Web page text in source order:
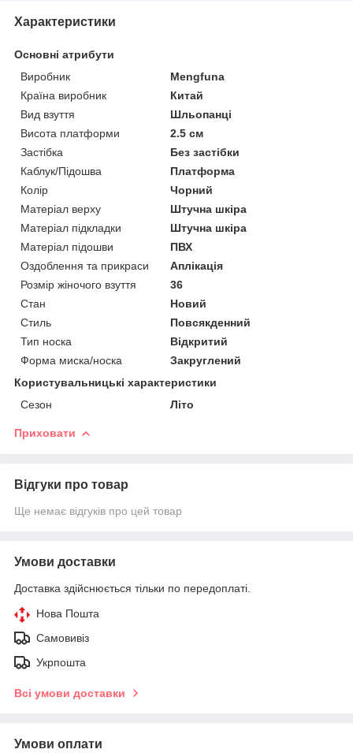
Характеристики
Основні атрибути
Виробник
Mengfuna
Країна виробник
Китай
Вид взуття
Шльопанці
Висота платформи
2.5 см
Застібка
Без застібки
Каблук/Підошва
Платформа
Колір
Чорний
Матеріал верху
Штучна шкіра
Матеріал підкладки
Штучна шкіра
Матеріал підошви
ПВХ
Оздоблення та прикраси
Аплікація
Розмір жіночого взуття
36
Стан
Новий
Стиль
Повсякденний
Тип носка
Відкритий
Форма миска/носка
Закруглений
Користувальницькі характеристики
Сезон
Літо
Приховати
Відгуки про товар
Ще немає відгуків про цей товар
Умови доставки
Доставка здійснюється тільки по передоплаті.
Нова Пошта
Самовивіз
Укрпошта
Всі умови доставки
Умови оплати